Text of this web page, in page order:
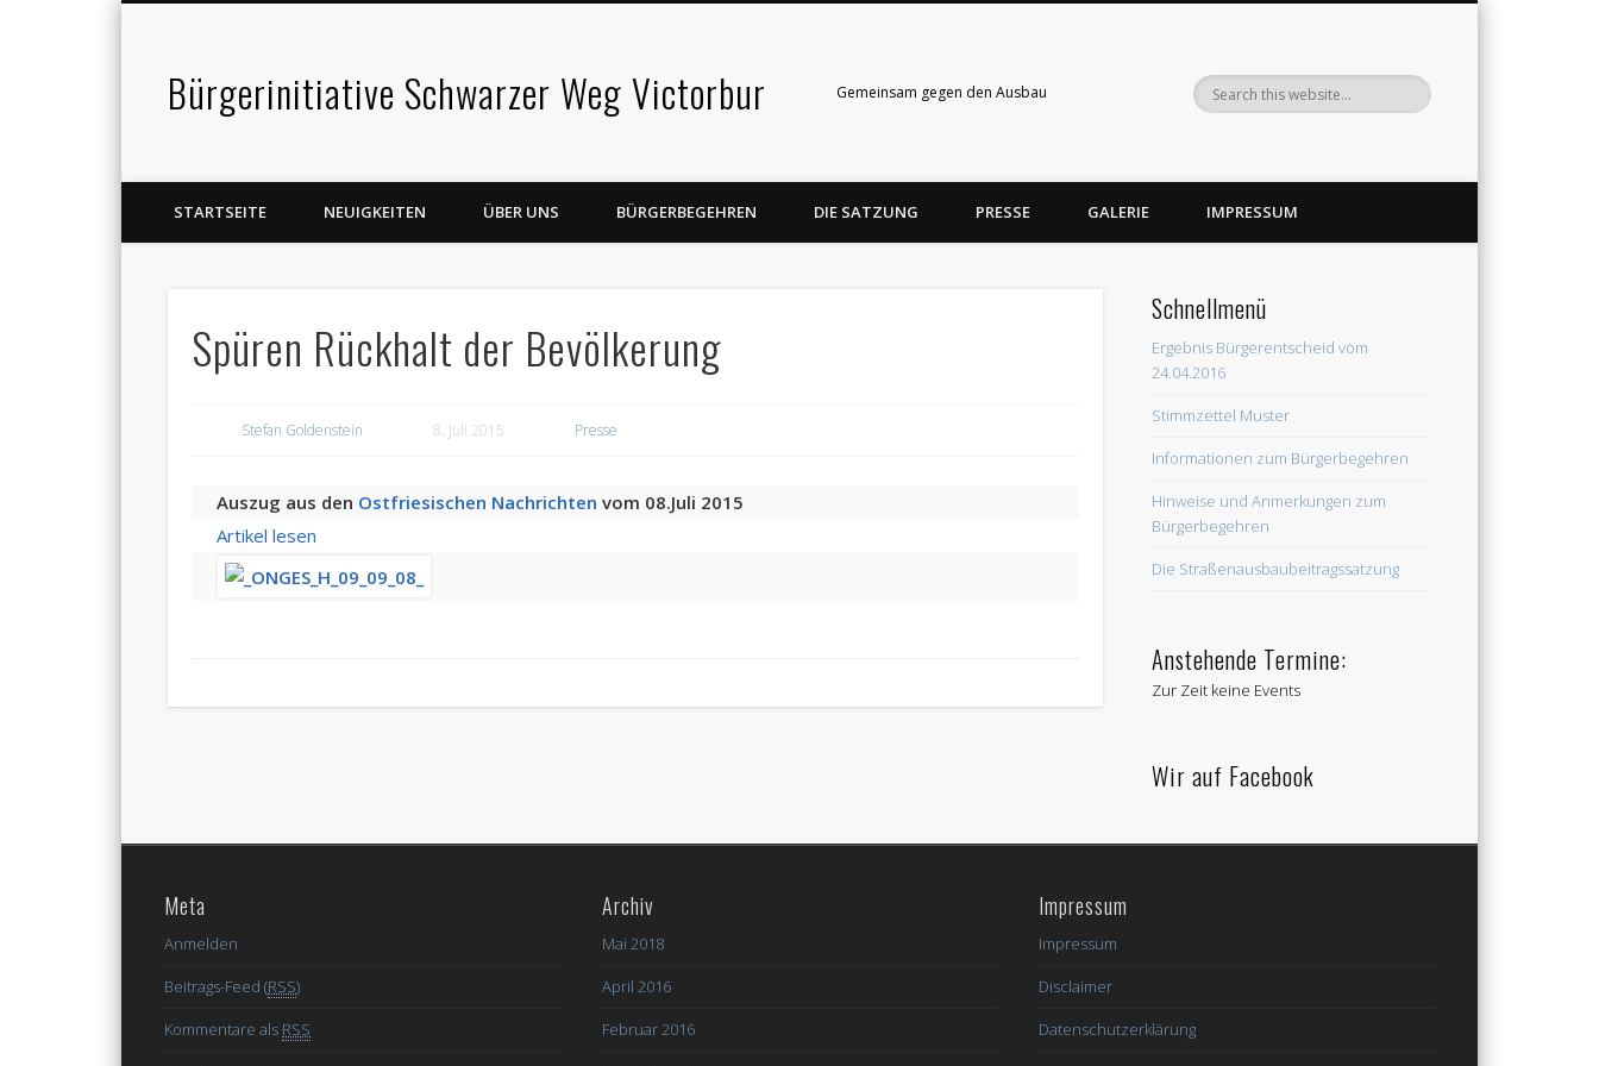
Bürgerinitiative Schwarzer Weg Victorbur Gemeinsam gegen den Ausbau
STARTSEITE NEUIGKEITEN ÜBER UNS BÜRGERBEGEHREN DIE SATZUNG PRESSE GALERIE IMPRESSUM
Spüren Rückhalt der Bevölkerung
Stefan Goldenstein 8. Juli 2015 Presse
Auszug aus den Ostfriesischen Nachrichten vom 08.Juli 2015
Artikel lesen
Schnellmenü
Ergebnis Bürgerentscheid vom
24.04.2016
Stimmzettel Muster
Informationen zum Bürgerbegehren
Hinweise und Anmerkungen zum
Bürgerbegehren
Die Straßenausbaubeitragssatzung
Anstehende Termine:
Zur Zeit keine Events
Wir auf Facebook
Meta
Anmelden
Beitrags-Feed (RSS)
Kommentare als RSS
Archiv
Mai 2018
April 2016
Februar 2016
Impressum
Impressum
Disclaimer
Datenschutzerklärung